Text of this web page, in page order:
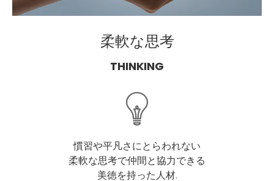
柔軟な思考
THINKING
慣習や平凡さにとらわれない
柔軟な思考で仲間と協力できる
美徳を持った人材.